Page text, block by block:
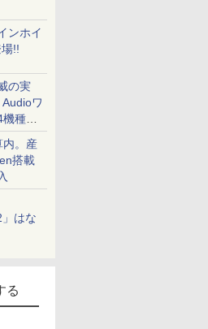
ンホイ
!!
の実
ワ
種を
内。産
搭載
はな
る